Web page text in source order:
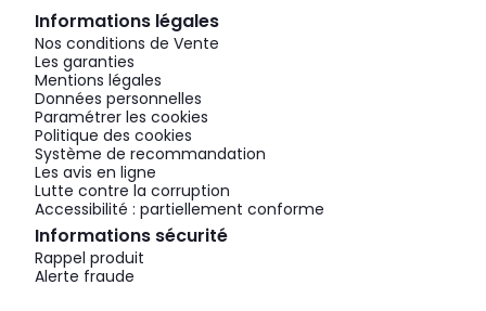
Informations légales
Nos conditions de Vente
Les garanties
Mentions légales
Données personnelles
Paramétrer les cookies
Politique des cookies
Système de recommandation
Les avis en ligne
Lutte contre la corruption
Accessibilité : partiellement conforme
Informations sécurité
Rappel produit
Alerte fraude